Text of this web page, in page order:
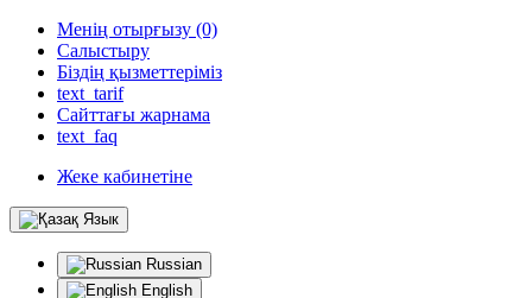
Менің отырғызу (0)
Салыстыру
Біздің қызметтеріміз
text_tarif
Сайттағы жарнама
text_faq
Жеке кабинетіне
Язык
Russian
English